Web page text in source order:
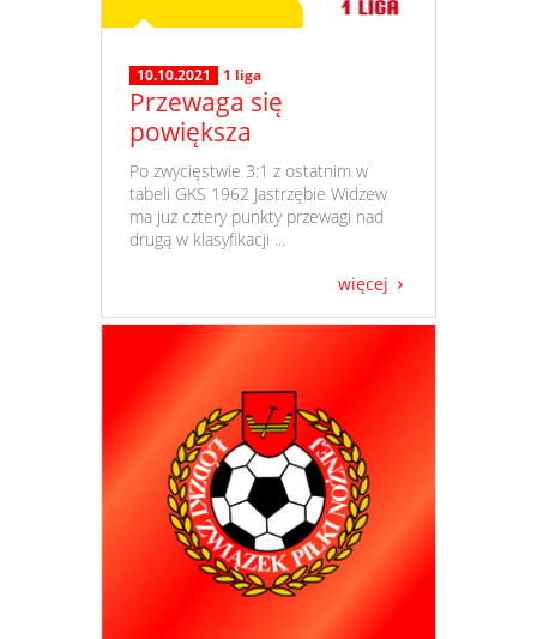
10.10.2021 1 liga
Przewaga się
powiększa
​ Po zwycięstwie 3:1 z ostatnim w
tabeli GKS 1962 Jastrzębie Widzew
ma już cztery punkty przewagi nad
drugą w klasyfikacji ...
więcej